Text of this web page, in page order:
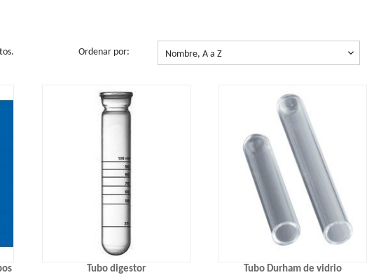
Ordenar por: Nombre, A a Z 
Tubo digestor Tubo Durham de vidrio